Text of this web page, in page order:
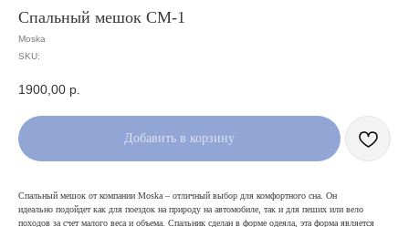
Спальный мешок СМ-1
Moska
SKU:
1900,00 р.
Добавить в корзину
Спальный мешок от компании Moska – отличный выбор для комфортного сна. Он
идеально подойдет как для поездок на природу на автомобиле, так и для пеших или вело
походов за счет малого веса и объема. Спальник сделан в форме одеяла, эта форма является